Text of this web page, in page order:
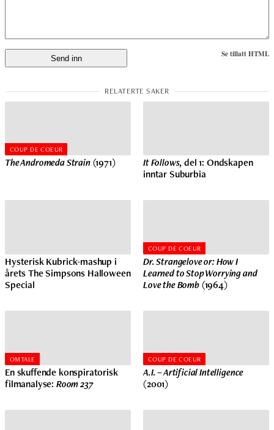
Se tillatt HTML
COUP DE COEUR
The Andromeda Strain(1971) It Follows, del 1: Ondskapen
inntar Suburbia
Hysterisk Kubrick-mashup i
årets The Simpsons Halloween
Special
COUP DE COEUR
Dr. Strangelove or: How I
Learned to Stop Worrying and
Love the Bomb(1964)
OMTALE
En skuffende konspiratorisk
filmanalyse: Room 237
COUP DE COEUR
A.I. – Artificial Intelligence
(2001)